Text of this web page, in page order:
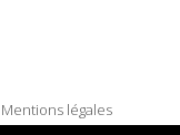
Mentions légales